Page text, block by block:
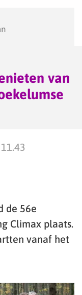
van
de 56e
Climax plaats.
vanaf het